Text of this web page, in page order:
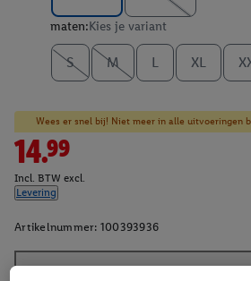
maten:Kies je variant
S M L XL
Wees er snel bij! Niet meer in alle uitvoeringen
14.99
Incl. BTW excl.
Levering
Artikelnummer: 100393936